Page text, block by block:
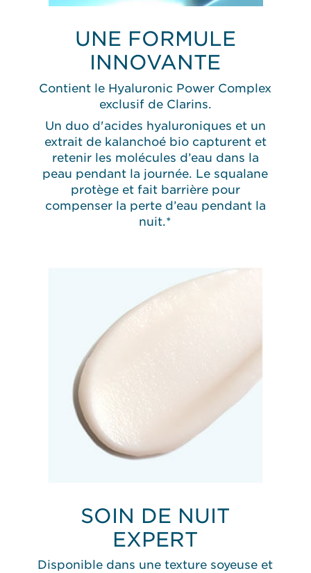
UNE FORMULE
INNOVANTE
Contient le Hyaluronic Power Complex
exclusif de Clarins.
Un duo d'acides hyaluroniques et un
extrait de kalanchoé bio capturent et
retenir les molécules d’eau dans la
peau pendant la journée. Le squalane
protège et fait barrière pour
compenser la perte d’eau pendant la
nuit.*
SOIN DE NUIT
EXPERT
Disponible dans une texture soyeuse et